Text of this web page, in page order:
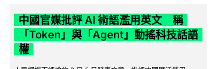
中國官媒批評 AI 術語濫用英文 稱
「Token」與「Agent」動搖科技話語
權